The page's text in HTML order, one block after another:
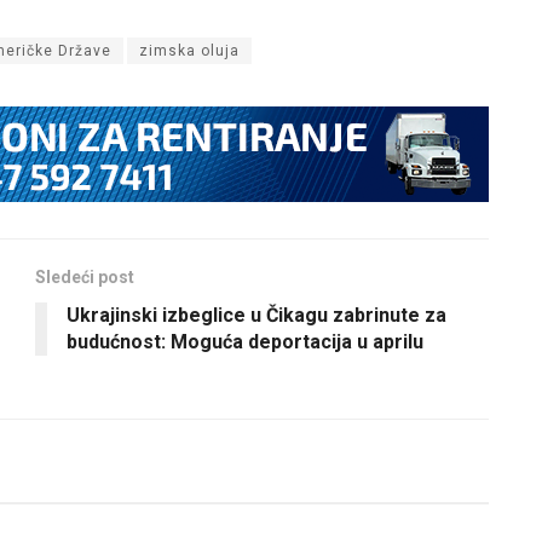
Države zimska oluja
Sledeći post
Ukrajinski izbeglice u Čikagu zabrinute za
budućnost: Moguća deportacija u aprilu